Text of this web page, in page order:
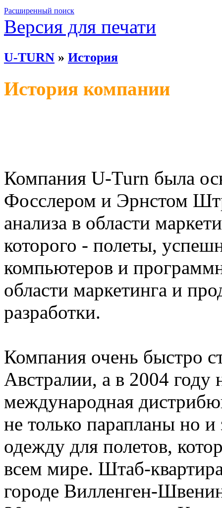
Расширенный поиск
Версия для печати
U-TURN » История
История компании
Компания U-Turn была
Фосслером и Эрнстом
анализа в области
которого - полеты,
компьютеров и
области маркетинга и
разработки.
Компания очень быстро
Австралии, а в 2004 году
международная
не только парапланы но
одежду для полетов,
всем мире. Штаб-
городе Вилленген-